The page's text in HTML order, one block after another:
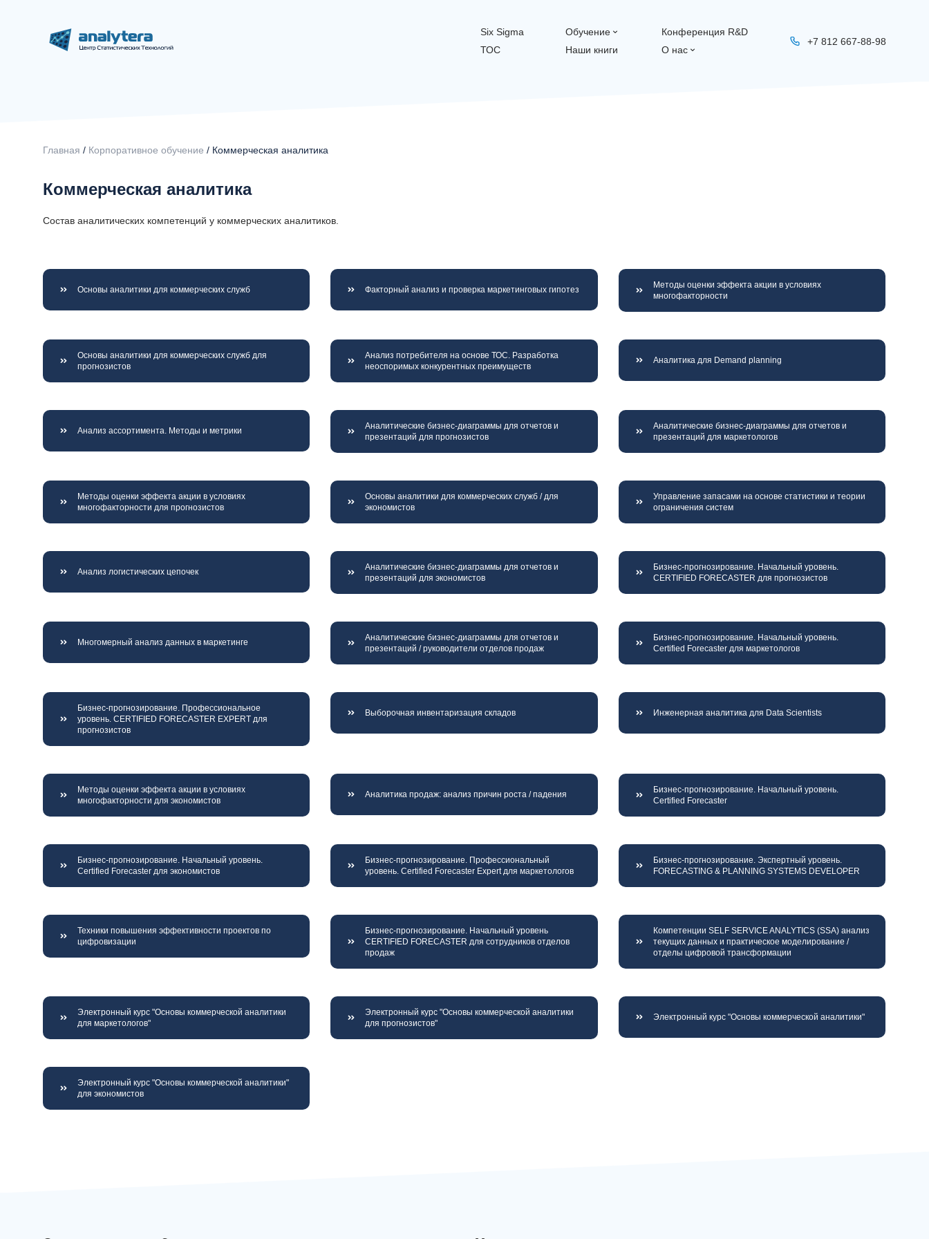
Six Sigma
ТОС
Обучение
Наши книги
Конференция R&D
О нас
+7 812 667-88-98
Главная / Корпоративное обучение / Коммерческая аналитика
Коммерческая аналитика
Состав аналитических компетенций у коммерческих аналитиков.
Основы аналитики для коммерческих служб Факторный анализ и проверка маркетинговых гипотез
Методы оценки эффекта акции в условиях
многофакторности
Основы аналитики для коммерческих служб для
прогнозистов
Анализ потребителя на основе ТОС. Разработка
неоспоримых конкурентных преимуществ
Аналитика для Demand planning
Анализ ассортимента. Методы и метрики
Аналитические бизнес-диаграммы для отчетов и
презентаций для прогнозистов
Аналитические бизнес-диаграммы для отчетов и
презентаций для маркетологов
Методы оценки эффекта акции в условиях
многофакторности для прогнозистов
Основы аналитики для коммерческих служб / для
экономистов
Управление запасами на основе статистики и теории
ограничения систем
Анализ логистических цепочек
Аналитические бизнес-диаграммы для отчетов и
презентаций для экономистов
Бизнес-прогнозирование. Начальный уровень.
CERTIFIED FORECASTER для прогнозистов
Многомерный анализ данных в маркетинге
Аналитические бизнес-диаграммы для отчетов и
презентаций / руководители отделов продаж
Бизнес-прогнозирование. Начальный уровень.
Certified Forecaster для маркетологов
Бизнес-прогнозирование. Профессиональное
уровень. CERTIFIED FORECASTER EXPERT для
прогнозистов
Выборочная инвентаризация складов Инженерная аналитика для Data Scientists
Методы оценки эффекта акции в условиях
многофакторности для экономистов
Аналитика продаж: анализ причин роста / падения
Бизнес-прогнозирование. Начальный уровень.
Certified Forecaster
Бизнес-прогнозирование. Начальный уровень.
Certified Forecaster для экономистов
Бизнес-прогнозирование. Профессиональный
уровень. Certified Forecaster Expert для маркетологов
Бизнес-прогнозирование. Экспертный уровень.
FORECASTING & PLANNING SYSTEMS DEVELOPER
Техники повышения эффективности проектов по
цифровизации
Бизнес-прогнозирование. Начальный уровень
CERTIFIED FORECASTER для сотрудников отделов
продаж
Компетенции SELF SERVICE ANALYTICS (SSA) анализ
текущих данных и практическое моделирование /
отделы цифровой трансформации
Электронный курс "Основы коммерческой аналитики
для маркетологов"
Электронный курс "Основы коммерческой аналитики
для прогнозистов"
Электронный курс "Основы коммерческой аналитики"
Электронный курс "Основы коммерческой аналитики"
для экономистов